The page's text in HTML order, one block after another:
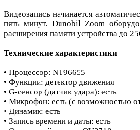
Видеозапись начинается
пять минут. Dunobil Zoom
расширения памяти устройства до
Технические характеристики
• Процессор: NT96655
• Функции: детектор движения
• G-сенсор (датчик удара): есть
• Микрофон: есть (с возможностью
• Динамик: есть
• Запись времени и даты: есть